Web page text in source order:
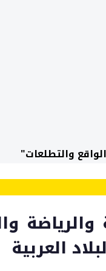
والتطلعات"
والرياضة
العربية